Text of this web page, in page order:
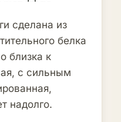
сделана из
белка
близка к
с сильным
надолго.